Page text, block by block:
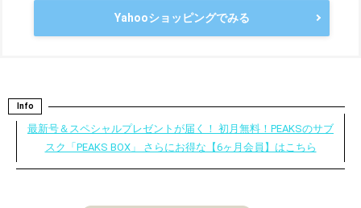
Yahooショッピングでみる
Info
最新号＆スペシャルプレゼントが届く！ 初月無料！PEAKSのサブ
スク「PEAKS BOX」 さらにお得な【6ヶ月会員】はこちら